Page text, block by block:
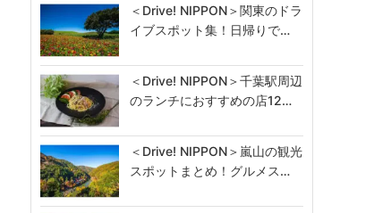
＜Drive! NIPPON＞関東のドラ
イブスポット集！日帰りで…
＜Drive! NIPPON＞千葉駅周辺
のランチにおすすめの店12…
＜Drive! NIPPON＞嵐山の観光
スポットまとめ！グルメス…